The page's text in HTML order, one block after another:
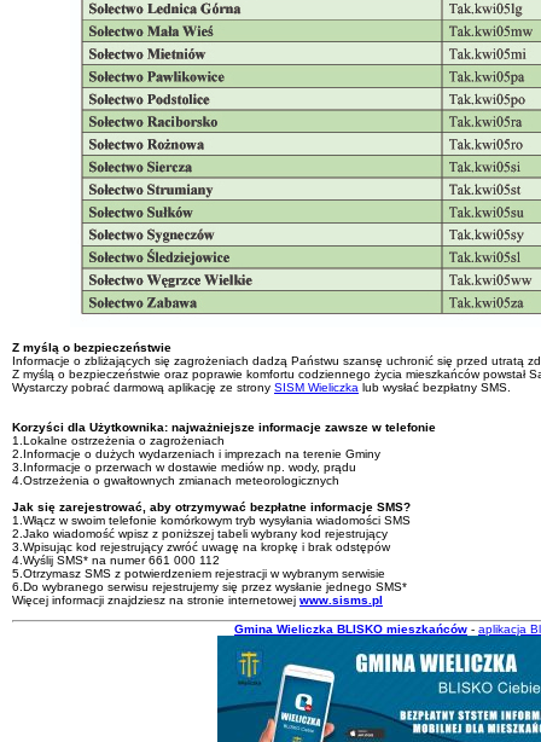
Z myślą o bezpieczeństwie
Informacje o zbliżających się zagrożeniach dadzą Państwu szansę uchronić się przed utratą
Z myślą o bezpieczeństwie oraz poprawie komfortu codziennego życia mieszkańców powstał
Wystarczy pobrać darmową aplikację ze strony SISM Wieliczka lub wysłać bezpłatny SMS.
Korzyści dla Użytkownika: najważniejsze informacje zawsze w telefonie
1.Lokalne ostrzeżenia o zagrożeniach
2.Informacje o dużych wydarzeniach i imprezach na terenie Gminy
3.Informacje o przerwach w dostawie mediów np. wody, prądu
4.Ostrzeżenia o gwałtownych zmianach meteorologicznych
Jak się zarejestrować, aby otrzymywać bezpłatne informacje SMS?
1.Włącz w swoim telefonie komórkowym tryb wysyłania wiadomości SMS
2.Jako wiadomość wpisz z poniższej tabeli wybrany kod rejestrujący
3.Wpisując kod rejestrujący zwróć uwagę na kropkę i brak odstępów
4.Wyślij SMS* na numer 661 000 112
5.Otrzymasz SMS z potwierdzeniem rejestracji w wybranym serwisie
6.Do wybranego serwisu rejestrujemy się przez wysłanie jednego SMS*
Więcej informacji znajdziesz na stronie internetowej www.sisms.pl
Gmina Wieliczka BLISKO mieszkańców - aplikacja